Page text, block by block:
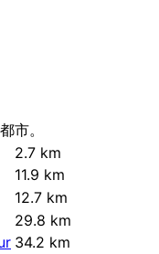
市。
2.7 km
11.9 km
12.7 km
29.8 km
34.2 km